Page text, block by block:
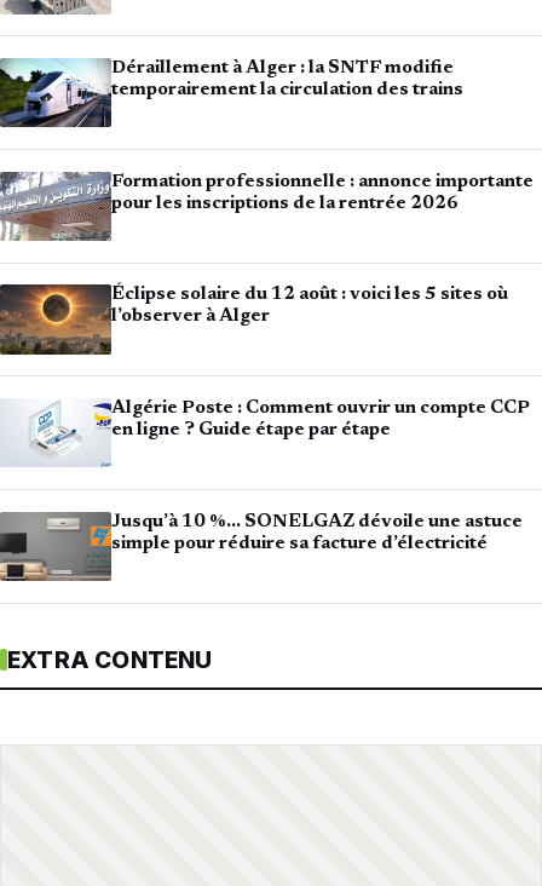
Déraillement à Alger : la SNTF modifie
temporairement la circulation des trains
Formation professionnelle : annonce importante
pour les inscriptions de la rentrée 2026
Éclipse solaire du 12 août : voici les 5 sites où
l’observer à Alger
Algérie Poste : Comment ouvrir un compte CCP
en ligne ? Guide étape par étape
Jusqu’à 10 %… SONELGAZ dévoile une astuce
simple pour réduire sa facture d’électricité
EXTRA CONTENU